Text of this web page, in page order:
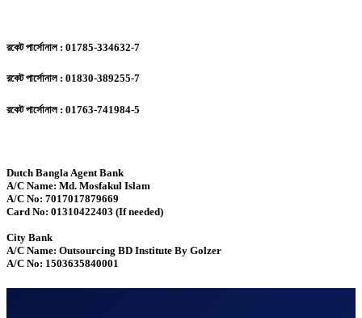
রকেট পার্সোনাল : 01785-334632-7
রকেট পার্সোনাল : 01830-389255-7
রকেট পার্সোনাল : 01763-741984-5
Dutch Bangla Agent Bank
A/C Name: Md. Mosfakul Islam
A/C No: 7017017879669
Card No: 01310422403 (If needed)
City Bank
A/C Name: Outsourcing BD Institute By Golzer
A/C No: 1503635840001